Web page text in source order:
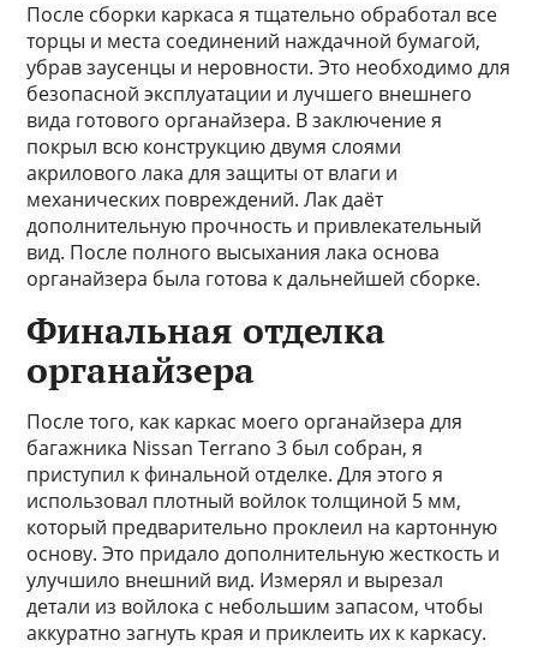
После сборки каркаса я тщательно обработал все
торцы и места соединений наждачной бумагой,
убрав заусенцы и неровности. Это необходимо для
безопасной эксплуатации и лучшего внешнего
вида готового органайзера. В заключение я
покрыл всю конструкцию двумя слоями
акрилового лака для защиты от влаги и
механических повреждений. Лак даёт
дополнительную прочность и привлекательный
вид. После полного высыхания лака основа
органайзера была готова к дальнейшей сборке.
Финальная отделка
органайзера
После того, как каркас моего органайзера для
багажника Nissan Terrano 3 был собран, я
приступил к финальной отделке. Для этого я
использовал плотный войлок толщиной 5 мм,
который предварительно проклеил на картонную
основу. Это придало дополнительную жесткость и
улучшило внешний вид. Измерял и вырезал
детали из войлока с небольшим запасом, чтобы
аккуратно загнуть края и приклеить их к каркасу.